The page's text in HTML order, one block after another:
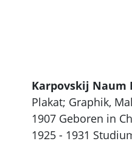
Karpovskij Naum
Plakat; Graphik,
1907 Geboren in
1925 - 1931